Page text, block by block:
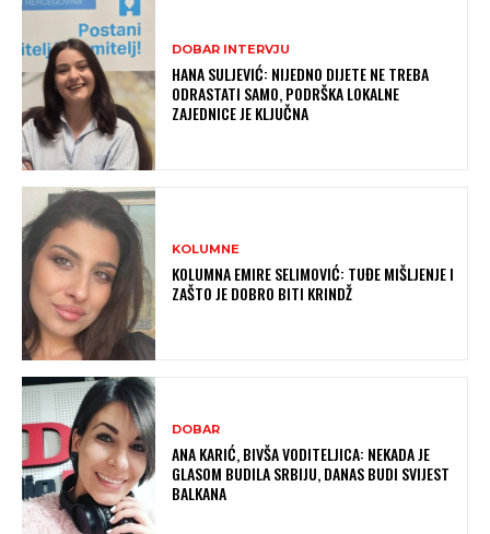
DOBAR INTERVJU
HANA SULJEVIĆ: NIJEDNO DIJETE NE TREBA
ODRASTATI SAMO, PODRŠKA LOKALNE
ZAJEDNICE JE KLJUČNA
KOLUMNE
KOLUMNA EMIRE SELIMOVIĆ: TUĐE MIŠLJENJE I
ZAŠTO JE DOBRO BITI KRINDŽ
DOBAR
ANA KARIĆ, BIVŠA VODITELJICA: NEKADA JE
GLASOM BUDILA SRBIJU, DANAS BUDI SVIJEST
BALKANA